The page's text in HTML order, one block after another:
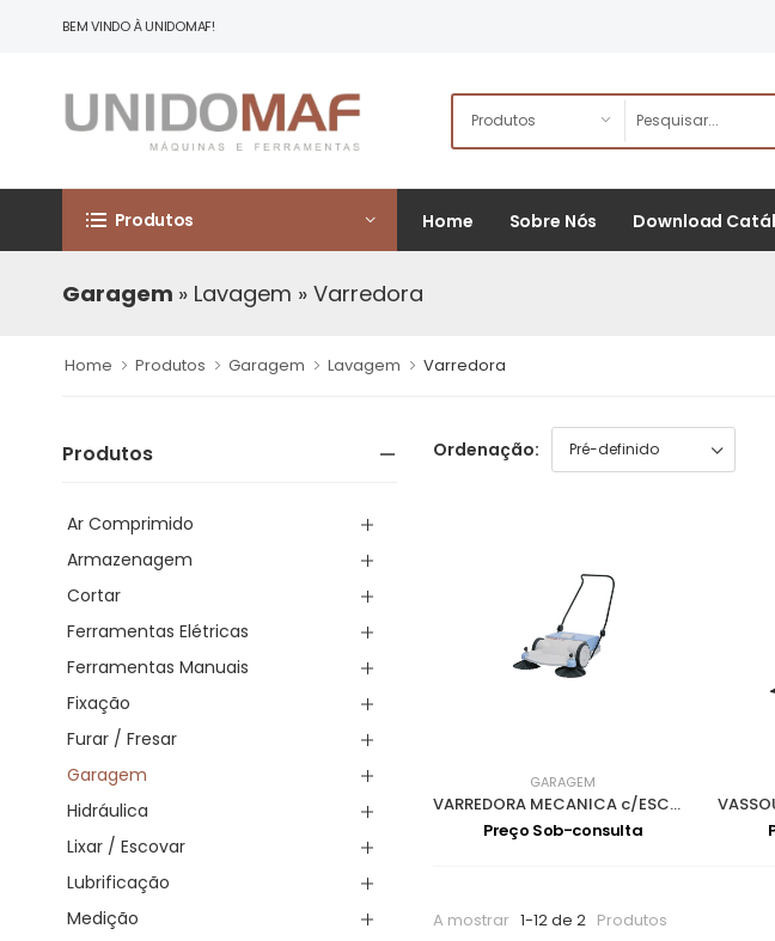
BEM VINDO À UNIDOMAF!
Produtos Home Sobre Nós Download
Garagem » Lavagem » Varredora
Home Produtos Garagem Lavagem Varredora
Produtos
Ar Comprimido
Armazenagem
Cortar
Ferramentas Elétricas
Ferramentas Manuais
Fixação
Furar / Fresar
Garagem
Hidráulica
Lixar / Escovar
Lubrificação
Medição
Ordenação:
GARAGEM
VARREDORA MECANICA c/ESCOVAS ROTATIVAS 2+2
Preço Sob-consulta
A mostrar 1-12 de 2 Produtos